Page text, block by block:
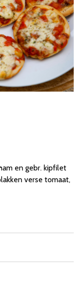
en gebr. kipfilet
verse tomaat,